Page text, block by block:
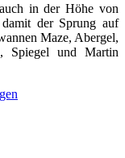
in der Höhe von
der Sprung auf
Maze, Abergel,
Spiegel und Martin